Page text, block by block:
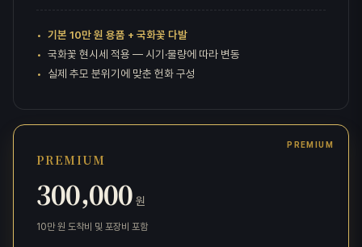
기본 10만 원 용품 + 국화꽃 다발
국화꽃 현시세 적용 — 시기·물량에 따라 변동
실제 추모 분위기에 맞춘 헌화 구성
PREMIUM
300,000 원
10만 원 도착비 및 포장비 포함